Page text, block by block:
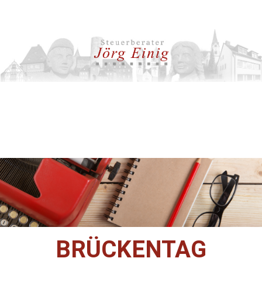
BRÜCKENTAG